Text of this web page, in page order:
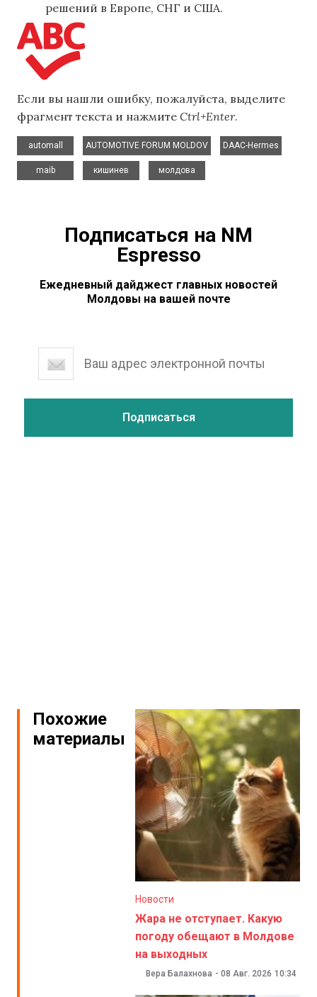
решений в Европе, СНГ и США.
Если вы нашли ошибку, пожалуйста, выделите
фрагмент текста и нажмите Ctrl+Enter.
automall
AUTOMOTIVE FORUM MOLDOV
DAAC-Hermes
maib
кишинев
молдова
Подписаться на NM
Espresso
Ежедневный дайджест главных новостей
Молдовы на вашей почте
Похожие
материалы
Новости
Жара не отступает. Какую
погоду обещают в Молдове
на выходных
Вера Балахнова - 08 Авг. 2026 10:34